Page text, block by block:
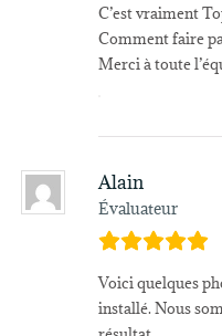
C’est vraiment
Comment faire
Merci à toute
Alain
Évaluateur
Voici quelques
installé. Nous